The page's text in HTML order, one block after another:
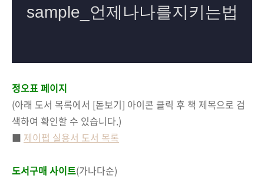
정오표 페이지
(아래 도서 목록에서 [돋보기] 아이콘 클릭 후 책 제목으로 검
색하여 확인할 수 있습니다.)
■ 제이펍 실용서 도서 목록
도서구매 사이트(가나다순)